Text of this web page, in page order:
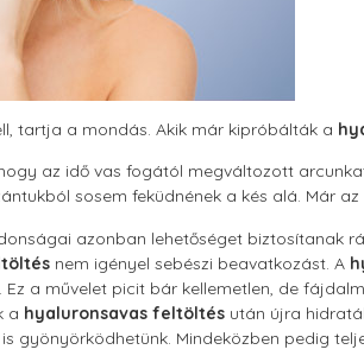
tartja a mondás. Akik már kipróbálták a
az idő vas fogától megváltozott
sosem feküdnének a kés alá. Már
azonban lehetőséget biztosítanak
nem igényel sebészi beavatkozást. A
Ez a művelet picit bár kellemetlen, de
a hyaluronsavas feltöltés után újra
gyönyörködhetünk. Mindeközben pedig